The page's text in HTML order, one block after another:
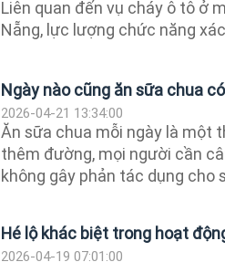
Liên quan đến vụ cháy ô tô ở
Nẵng, lực lượng chức năng
Ngày nào cũng ăn sữa chua
2026-04-21 13:34:00
Ăn sữa chua mỗi ngày là một
thêm đường, mọi người cần
không gây phản tác dụng cho
Hé lộ khác biệt trong hoạt
2026-04-19 07:01:00